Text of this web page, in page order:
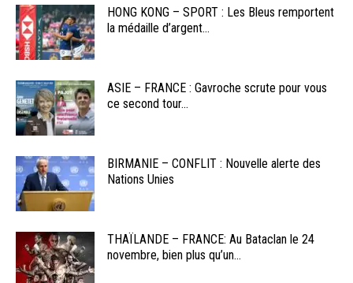
HONG KONG – SPORT : Les Bleus remportent
la médaille d’argent...
ASIE – FRANCE : Gavroche scrute pour vous
ce second tour...
BIRMANIE – CONFLIT : Nouvelle alerte des
Nations Unies
THAÏLANDE – FRANCE: Au Bataclan le 24
novembre, bien plus qu’un...